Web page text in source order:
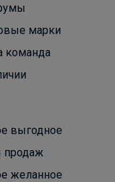
марки
команда
выгодное
продаж
желанное